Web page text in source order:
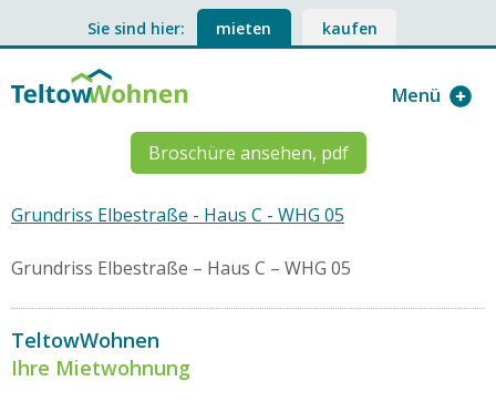
Sie sind hier: mieten kaufen
Menü
Broschüre ansehen, pdf
Grundriss Elbestraße - Haus C - WHG 05
Grundriss Elbestraße – Haus C – WHG 05
TeltowWohnen
Ihre Mietwohnung